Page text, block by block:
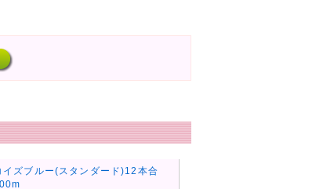
イズブルー(スタンダード)12本合